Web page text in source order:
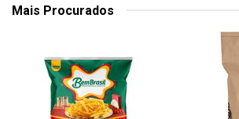
Mais Procurados